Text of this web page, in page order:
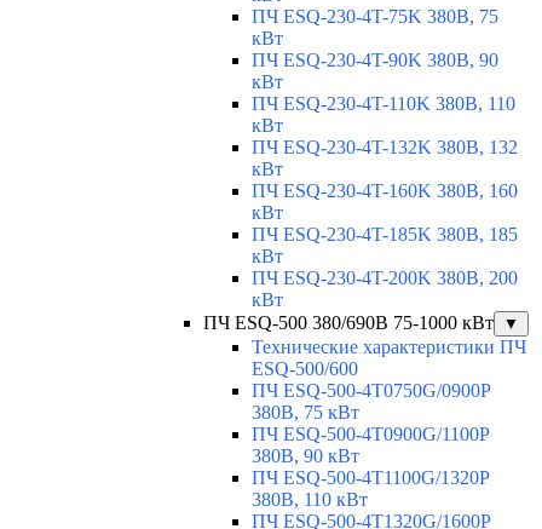
ПЧ ESQ-230-4T-75K 380В, 75
кВт
ПЧ ESQ-230-4T-90K 380В, 90
кВт
ПЧ ESQ-230-4T-110K 380В, 110
кВт
ПЧ ESQ-230-4T-132K 380В, 132
кВт
ПЧ ESQ-230-4T-160K 380В, 160
кВт
ПЧ ESQ-230-4T-185K 380В, 185
кВт
ПЧ ESQ-230-4T-200K 380В, 200
кВт
ПЧ ESQ-500 380/690В 75-1000 кВт
▼
Технические характеристики ПЧ
ESQ-500/600
ПЧ ESQ-500-4T0750G/0900P
380В, 75 кВт
ПЧ ESQ-500-4T0900G/1100P
380В, 90 кВт
ПЧ ESQ-500-4T1100G/1320P
380В, 110 кВт
ПЧ ESQ-500-4T1320G/1600P